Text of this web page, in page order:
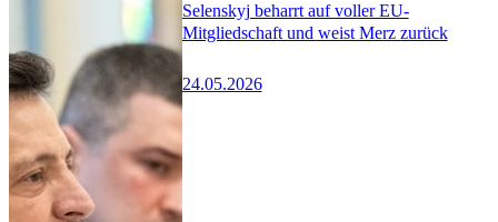
Selenskyj beharrt auf voller EU-
Mitgliedschaft und weist Merz zurück
24.05.2026